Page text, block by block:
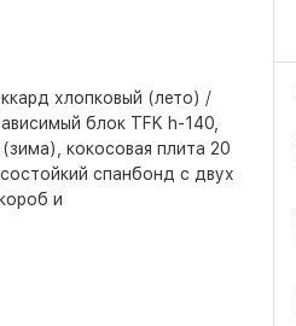
хлопковый (лето) /
блок TFK h-140,
кокосовая плита 20
спанбонд с двух
и